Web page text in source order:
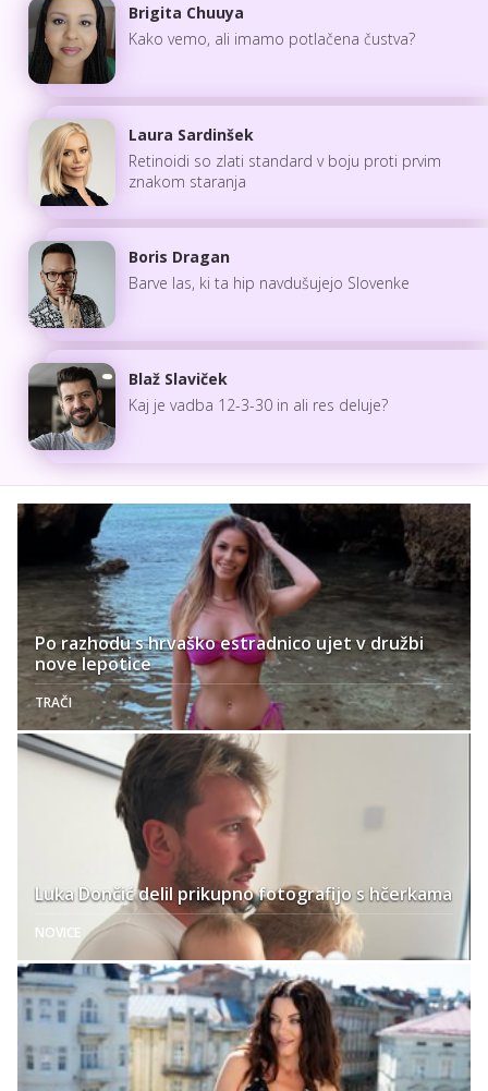
Brigita Chuuya
Kako vemo, ali imamo potlačena čustva?
Laura Sardinšek
Retinoidi so zlati standard v boju proti prvim
znakom staranja
Boris Dragan
Barve las, ki ta hip navdušujejo Slovenke
Blaž Slaviček
Kaj je vadba 12-3-30 in ali res deluje?
Po razhodu s hrvaško estradnico ujet v družbi
nove lepotice
TRAČI
Luka Dončić delil prikupno fotografijo s hčerkama
NOVICE